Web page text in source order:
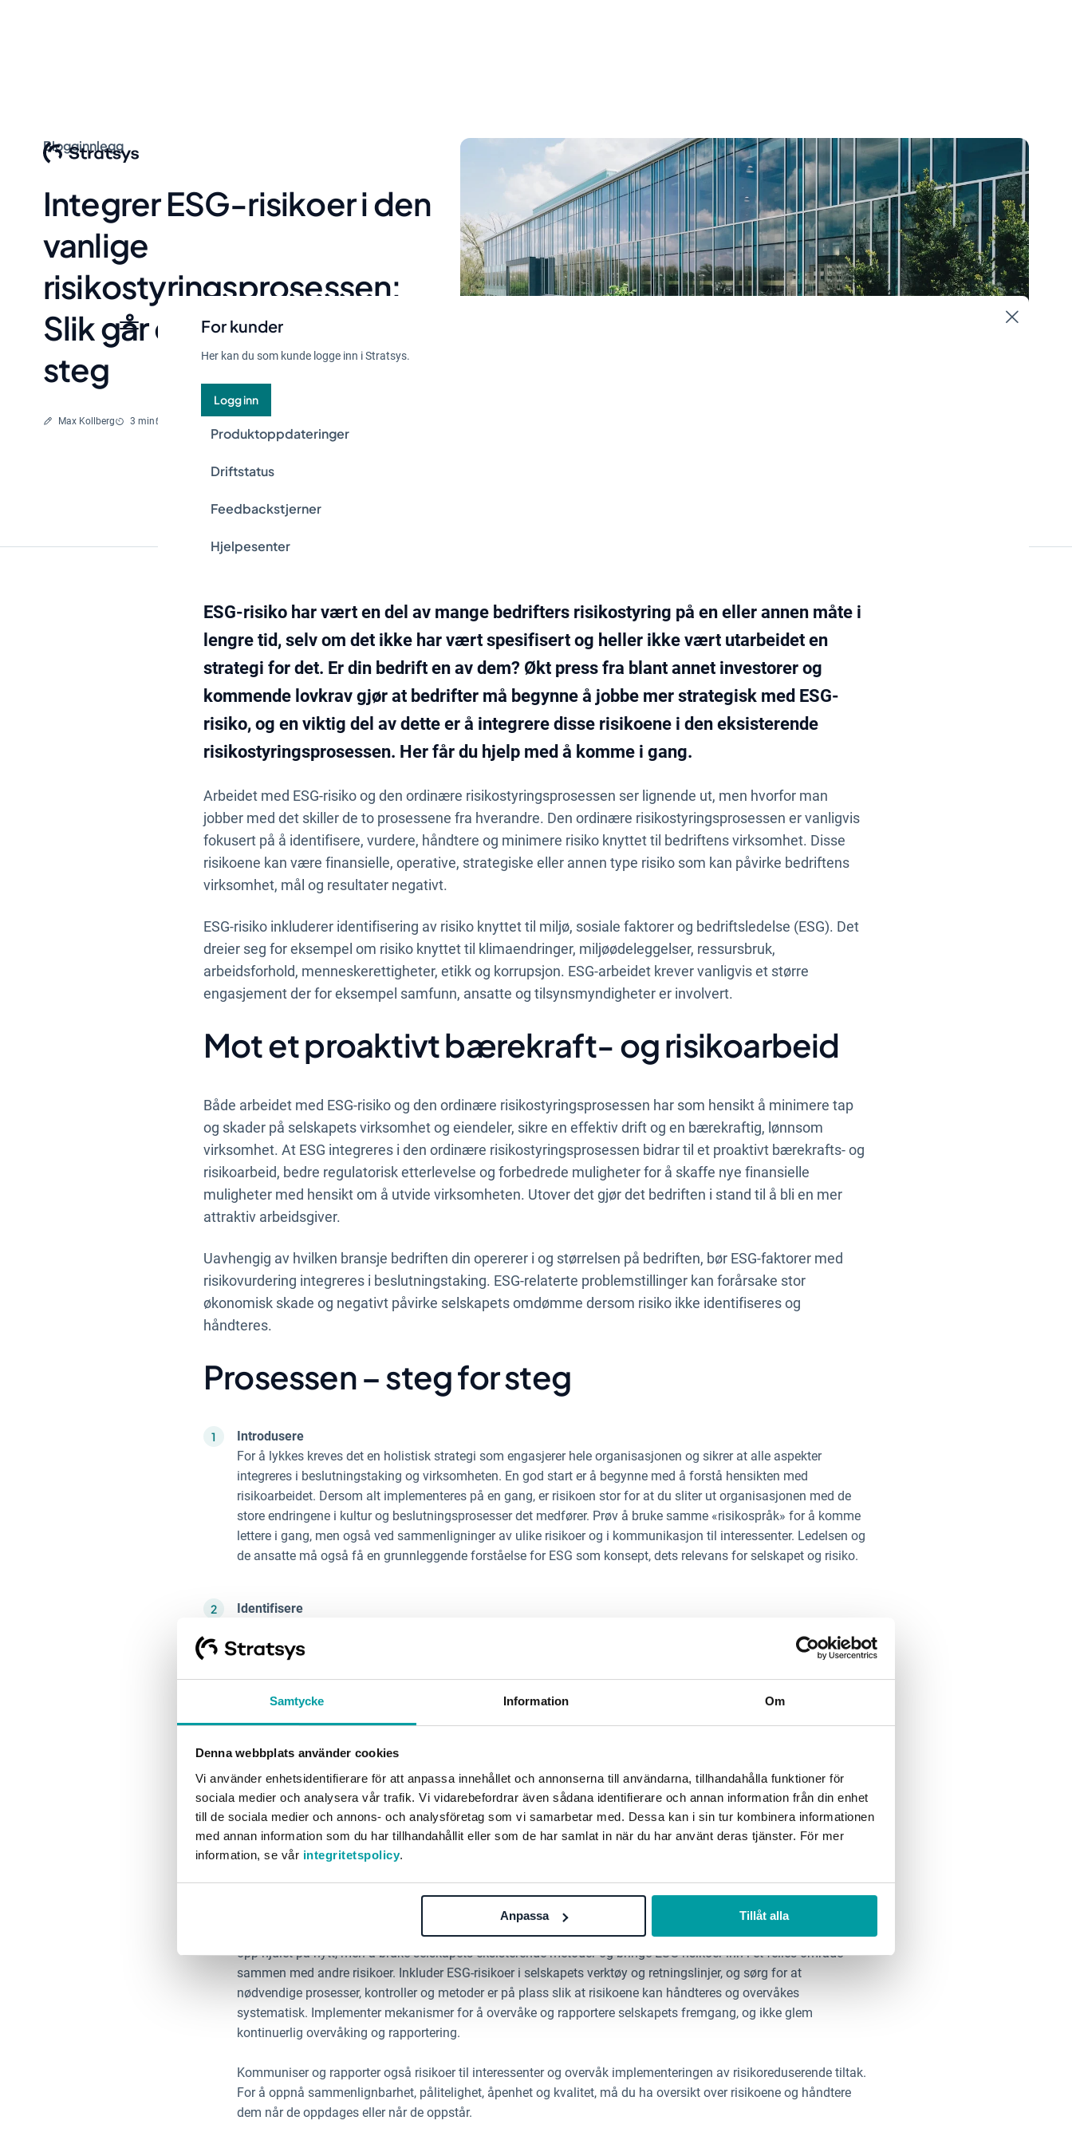
Samtycke Information Om
Denna webbplats använder cookies
Vi använder enhetsidentifierare för att anpassa innehållet och annonserna till användarna, tillhandahålla funktioner för
sociala medier och analysera vår trafik. Vi vidarebefordrar även sådana identifierare och annan information från din enhet
till de sociala medier och annons- och analysföretag som vi samarbetar med. Dessa kan i sin tur kombinera informationen
med annan information som du har tillhandahållit eller som de har samlat in när du har använt deras tjänster. För mer
information, se vår integritetspolicy.
Anpassa Tillåt alla
For kunder
Her kan du som kunde logge inn i Stratsys.
Logg inn
Produktoppdateringer
Driftstatus
Feedbackstjerner
Hjelpesenter
Blogginnlegg
Integrer ESG-risikoer i den
vanlige
risikostyringsprosessen:
Slik går du frem steg for
steg
Skrevet av
Max Kollberg Lesetid
3 min
ESG-risiko har vært en del av mange bedrifters risikostyring på en eller annen måte i
lengre tid, selv om det ikke har vært spesifisert og heller ikke vært utarbeidet en
strategi for det. Er din bedrift en av dem? Økt press fra blant annet investorer og
kommende lovkrav gjør at bedrifter må begynne å jobbe mer strategisk med ESG-
risiko, og en viktig del av dette er å integrere disse risikoene i den eksisterende
risikostyringsprosessen. Her får du hjelp med å komme i gang.
Arbeidet med ESG-risiko og den ordinære risikostyringsprosessen ser lignende ut, men hvorfor man
jobber med det skiller de to prosessene fra hverandre. Den ordinære risikostyringsprosessen er vanligvis
fokusert på å identifisere, vurdere, håndtere og minimere risiko knyttet til bedriftens virksomhet. Disse
risikoene kan være finansielle, operative, strategiske eller annen type risiko som kan påvirke bedriftens
virksomhet, mål og resultater negativt.
ESG-risiko inkluderer identifisering av risiko knyttet til miljø, sosiale faktorer og bedriftsledelse (ESG). Det
dreier seg for eksempel om risiko knyttet til klimaendringer, miljøødeleggelser, ressursbruk,
arbeidsforhold, menneskerettigheter, etikk og korrupsjon. ESG-arbeidet krever vanligvis et større
engasjement der for eksempel samfunn, ansatte og tilsynsmyndigheter er involvert.
Mot et proaktivt bærekraft- og risikoarbeid
Både arbeidet med ESG-risiko og den ordinære risikostyringsprosessen har som hensikt å minimere tap
og skader på selskapets virksomhet og eiendeler, sikre en effektiv drift og en bærekraftig, lønnsom
virksomhet. At ESG integreres i den ordinære risikostyringsprosessen bidrar til et proaktivt bærekrafts- og
risikoarbeid, bedre regulatorisk etterlevelse og forbedrede muligheter for å skaffe nye finansielle
muligheter med hensikt om å utvide virksomheten. Utover det gjør det bedriften i stand til å bli en mer
attraktiv arbeidsgiver.
Uavhengig av hvilken bransje bedriften din opererer i og størrelsen på bedriften, bør ESG-faktorer med
risikovurdering integreres i beslutningstaking. ESG-relaterte problemstillinger kan forårsake stor
økonomisk skade og negativt påvirke selskapets omdømme dersom risiko ikke identifiseres og
håndteres.
Prosessen – steg for steg
Introdusere
For å lykkes kreves det en holistisk strategi som engasjerer hele organisasjonen og sikrer at alle aspekter
integreres i beslutningstaking og virksomheten. En god start er å begynne med å forstå hensikten med
risikoarbeidet. Dersom alt implementeres på en gang, er risikoen stor for at du sliter ut organisasjonen med de
store endringene i kultur og beslutningsprosesser det medfører. Prøv å bruke samme «risikospråk» for å komme
lettere i gang, men også ved sammenligninger av ulike risikoer og i kommunikasjon til interessenter. Ledelsen og
de ansatte må også få en grunnleggende forståelse for ESG som konsept, dets relevans for selskapet og risiko.
Identifisere
relaterte risikoer som kan påvirke bedriftens virksomhet og resultater, og hvordan bedriften påvirker omverdenen.
ressursoptimalisering og administrere overhead-kostnader og investeringer. Det blir også tydeligere hvem
bedriften samarbeider med og tvilsomme samarbeidspartnere kan unngås.
Kvantifisere
Bruk passende, eksisterende metoder for å kvantifisere, verdsette og vurdere risikoene, både når det gjelder
finansielle og ikke-finansielle konsekvenser. ESG-risikoene må behandles på samme måte som andre operative
risikoer, og inkluderes i rapporter og risikolister.
Når risikoene er identifisert, vurdert og prioritert, skal de integreres i en ordinær risikostyringsstrategi, og det
kreves spesifikke handlinger og planer for å håndtere og minimere disse risikoene. Det handler ikke om å finne
opp hjulet på nytt, men å bruke selskapets eksisterende metoder og bringe ESG-risikoer inn i et felles område
sammen med andre risikoer. Inkluder ESG-risikoer i selskapets verktøy og retningslinjer, og sørg for at
nødvendige prosesser, kontroller og metoder er på plass slik at risikoene kan håndteres og overvåkes
systematisk. Implementer mekanismer for å overvåke og rapportere selskapets fremgang, og ikke glem
kontinuerlig overvåking og rapportering.
Kommuniser og rapporter også risikoer til interessenter og overvåk implementeringen av risikoreduserende tiltak.
For å oppnå sammenlignbarhet, pålitelighet, åpenhet og kvalitet, må du ha oversikt over risikoene og håndtere
dem når de oppdages eller når de oppstår.